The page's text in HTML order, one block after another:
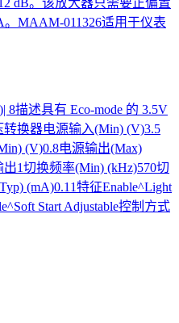
dB。该放大器只需要正偏置
MAAM-011326适用于仪表
8描述具有 Eco-mode 的 3.5V
换器电源输入(Min) (V)3.5
(V)0.8电源输出(Max)
1切换频率(Min) (kHz)570切
(mA)0.11特征Enable^Light
Start Adjustable控制方式